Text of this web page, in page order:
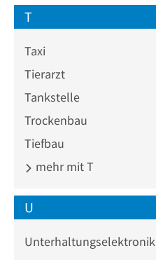
T
Taxi
Tierarzt
Tankstelle
Trockenbau
Tiefbau
mehr mit T
U
Unterhaltungselektronik